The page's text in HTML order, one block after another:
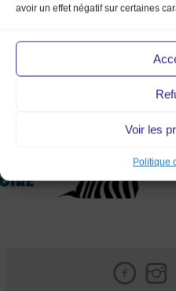
avoir un effet négatif sur certaines
Voir les
Politique
Bannière web